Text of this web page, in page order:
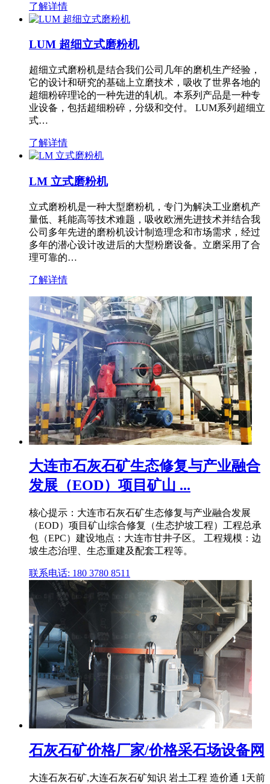
了解详情
LUM 超细立式磨粉机
超细立式磨粉机是结合我们公司几年的磨机生产经验，
它的设计和研究的基础上立磨技术，吸收了世界各地的
超细粉碎理论的一种先进的轧机。本系列产品是一种专
业设备，包括超细粉碎，分级和交付。 LUM系列超细立
式…
了解详情
LM 立式磨粉机
立式磨粉机是一种大型磨粉机，专门为解决工业磨机产
量低、耗能高等技术难题，吸收欧洲先进技术并结合我
公司多年先进的磨粉机设计制造理念和市场需求，经过
多年的潜心设计改进后的大型粉磨设备。立磨采用了合
理可靠的…
了解详情
大连市石灰石矿生态修复与产业融合
发展（EOD）项目矿山 ...
核心提示：大连市石灰石矿生态修复与产业融合发展
（EOD）项目矿山综合修复（生态护坡工程）工程总承
包（EPC）建设地点：大连市甘井子区。 工程规模：边
坡生态治理、生态重建及配套工程等。
联系电话: 180 3780 8511
石灰石矿价格厂家/价格采石场设备网
大连石灰石矿,大连石灰石矿知识 岩土工程 造价通 1天前